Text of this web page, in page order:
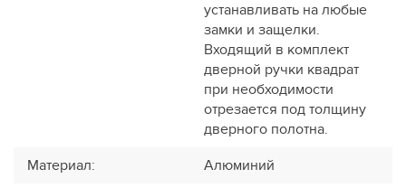
устанавливать на любые
замки и защелки.
Входящий в комплект
дверной ручки квадрат
при необходимости
отрезается под толщину
дверного полотна.
Материал: Алюминий